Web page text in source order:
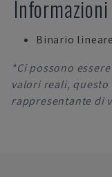
Binario
*Ci possono
valori reali, questo
rappresentante di